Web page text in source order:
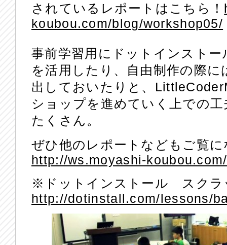
されているレポートはこちら！
koubou.com/blog/workshop05/
事前学習用にドットインスト
を活用したり、自由制作の際
出しておいたりと、
ショップを進めていく上での
たくさん。
ぜひ他のレポートなどもご覧
http://ws.moyashi-koubou.com/
※ドットインストール スクラ
http://dotinstall.com/lessons/